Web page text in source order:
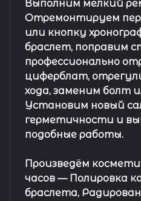
Выполним мелкий
Отремонтируем
или кнопку
браслет, поправим
профессионально
циферблат,
хода, заменим болт
Установим новый
герметичности и
подобные работы.
Произведём
часов — Полировка
браслета,